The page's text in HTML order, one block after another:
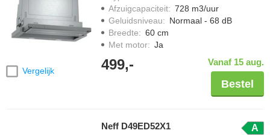
Vergelijk
Afzuigcapaciteit: 728 m3/uur
Geluidsniveau: Normaal - 68 dB
Breedte: 60 cm
Met motor: Ja
499,- Vanaf 15 aug.
Bestel
Neff D49ED52X1 A